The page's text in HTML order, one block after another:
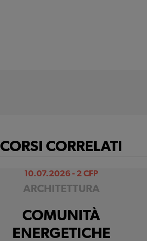
CORSI CORRELATI
10.07.2026 - 2 CFP
ARCHITETTURA
COMUNITÀ
ENERGETICHE